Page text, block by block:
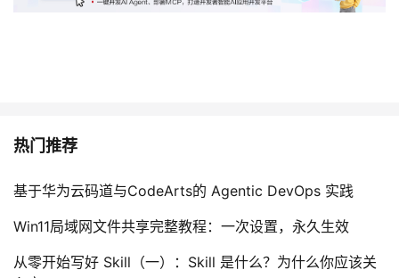
热门推荐
基于华为云码道与CodeArts的 Agentic DevOps 实践
Win11局域网文件共享完整教程：一次设置，永久生效
从零开始写好 Skill（一）：Skill 是什么？为什么你应该关